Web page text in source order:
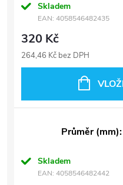
Skladem
EAN: 4058546482435
320 Kč
264,46 Kč bez DPH
Průměr
Skladem
EAN: 4058546482442